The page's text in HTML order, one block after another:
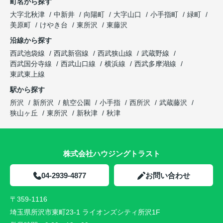
大字北秋津
中新井 向陽町 大字山口 小手指町
緑町
美原町
けやき台 東所沢
東藤沢
沿線から探す
西武池袋線
西武新宿線 西武狭山線
武蔵野線
西武国分寺線
西武山口線 横浜線
西武多摩湖線
東武東上線
駅から探す
所沢
新所沢 航空公園 小手指 西所沢
武蔵藤沢
狭山ヶ丘
東所沢 新秋津 秋津
株式会社ハウジングトラスト
04-2939-4877 お問い合わせ
〒359-1116
埼玉県所沢市東町23-1 ライオンズシティ所沢1F